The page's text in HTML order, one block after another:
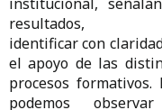
resultados,
identificar con
el apoyo de las
procesos formativos.
podemos